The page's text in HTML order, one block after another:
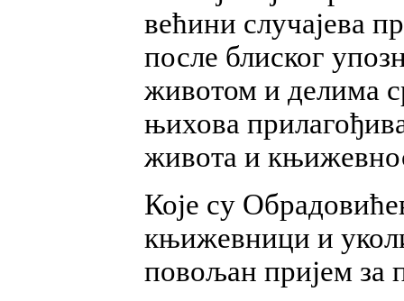
већини случајева
после блиског
животом и делима
њихова
живота и
Које су
књижевници и
повољан пријем за